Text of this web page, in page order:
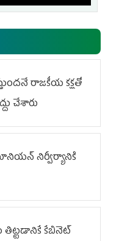
రాజకీయ కక్షతో
చేశారు
నిర్వీర్యానికి
కేబినెట్‌